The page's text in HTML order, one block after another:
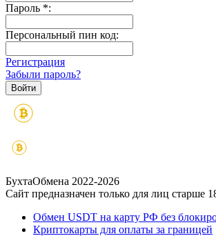
Пароль *:
Персональный пин код:
Регистрация
Забыли пароль?
БухтаОбмена 2022-2026
Сайт предназначен только для лиц старше
Обмен USDT на карту РФ без
Криптокарты для оплаты за границей